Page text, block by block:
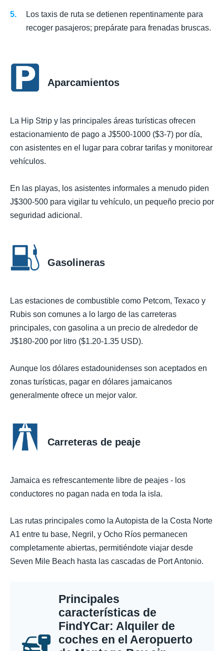
Los taxis de ruta se detienen repentinamente para
recoger pasajeros; prepárate para frenadas bruscas.
Aparcamientos
La Hip Strip y las principales áreas turísticas ofrecen
estacionamiento de pago a J$500-1000 ($3-7) por día,
con asistentes en el lugar para cobrar tarifas y monitorear
vehículos.
En las playas, los asistentes informales a menudo piden
J$300-500 para vigilar tu vehículo, un pequeño precio por
seguridad adicional.
Gasolineras
Las estaciones de combustible como Petcom, Texaco y
Rubis son comunes a lo largo de las carreteras
principales, con gasolina a un precio de alrededor de
J$180-200 por litro ($1.20-1.35 USD).
Aunque los dólares estadounidenses son aceptados en
zonas turísticas, pagar en dólares jamaicanos
generalmente ofrece un mejor valor.
Carreteras de peaje
Jamaica es refrescantemente libre de peajes - los
conductores no pagan nada en toda la isla.
Las rutas principales como la Autopista de la Costa Norte
A1 entre tu base, Negril, y Ocho Ríos permanecen
completamente abiertas, permitiéndote viajar desde
Seven Mile Beach hasta las cascadas de Port Antonio.
Principales
características de
FindYCar: Alquiler de
coches en el Aeropuerto